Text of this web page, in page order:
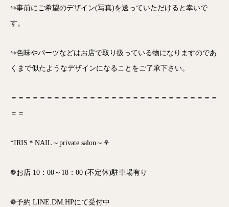
↪事前にご希望のデザイン(写真)を送っていただけると幸いで
す。
↪色味やパーツなどはお店で取り扱っている物になりますのであ
くまで似たようなデザインになることをご了承下さい。
＝＝＝＝＝＝＝＝＝＝＝＝＝＝＝＝＝＝＝＝＝＝＝＝＝＝＝＝＝
＝＝
*IRIS＊NAIL～private salon～⚘
❁お店 10：00～18：00 (不定休)駐車場有り
❁予約 LINE.DM.HPにて受付中